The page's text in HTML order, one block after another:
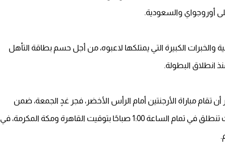
أوروجواي والسعودية.
والخبرات الكبيرة التي يمتلكها لاعبوه، من أجل حسم بطاقة التأهل
تقام مباراة الأرجنتين أمام الرأس الأخضر، فجر غدٍ الجمعة، ضمن
منافسات دور الـ32 من بطولة كأس العالم 2026، حيث تنطلق في تمام الساعة 1:00 صباحًا بتوقيت القاهرة ومكة المكرمة، في